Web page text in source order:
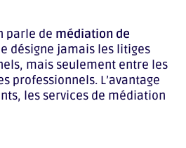
parle de médiation de
désigne jamais les litiges
mais seulement entre les
professionnels. L’avantage
les services de médiation